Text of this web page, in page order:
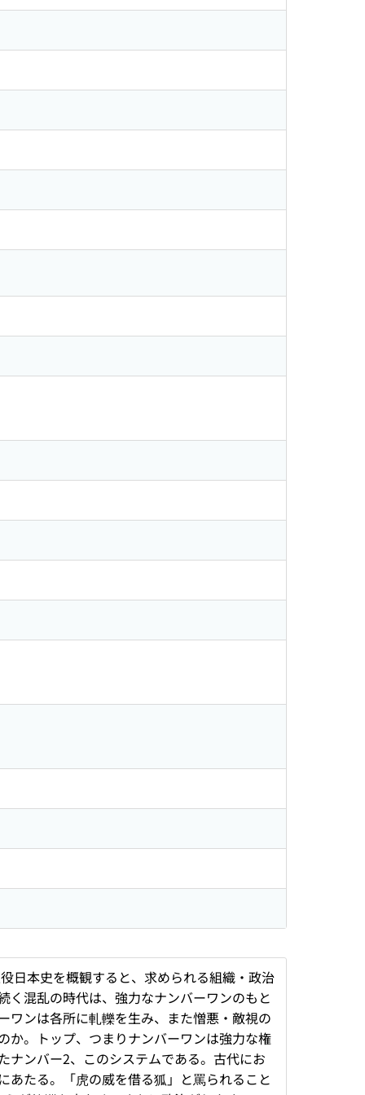
日本史を概観すると、求められる組織・政治
混乱の時代は、強力なナンバーワンのもと
ワンは各所に軋轢を生み、また憎悪・敵視の
か。トップ、つまりナンバーワンは強力な権
ナンバー2、このシステムである。古代にお
たる。「虎の威を借る狐」と罵られること